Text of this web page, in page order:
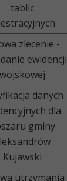
tablic
zlecenie -
ewidencji
wojskowej
danych
dla
gminy
Kujawski
utrzymania